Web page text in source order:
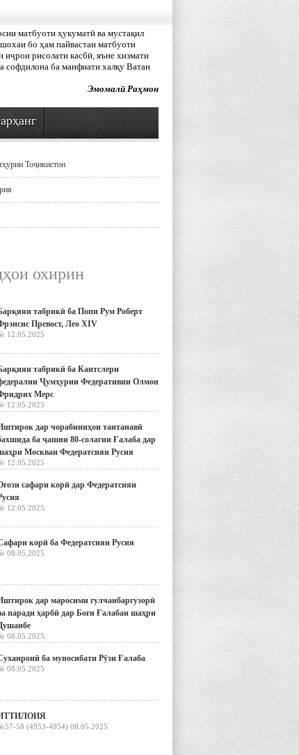
матбуоти ҳукуматӣ ва мустақил
бо ҳам пайвастаи матбуоти
иҷрои рисолати касбӣ, яъне хизмати
софдилона ба манфиати халқу Ватан
Эмомалӣ Раҳмон
Тоҷикистон
охирин
табрикӣ ба Попи Рум Роберт
Превост, Лео XIV
12.05.2025
табрикӣ ба Кантслери
Ҷумҳурии Федеративии Олмон
Мерс
12.05.2025
дар чорабиниҳои тантанавӣ
ба ҷашни 80-солагии Ғалаба дар
Москваи Федератсияи Русия
12.05.2025
сафари корӣ дар Федератсияи
12.05.2025
корӣ ба Федератсияи Русия
08.05.2025
дар маросими гулчанбаргузорӣ
паради ҳарбӣ дар Боғи Ғалабаи шаҳри
08.05.2025
ба муносибати Рӯзи Ғалаба
08.05.2025
58 (4953-4954) 08.05.2025